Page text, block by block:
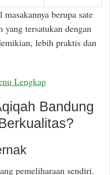
berupa sate
tersatukan dengan
lebih praktis dan
Lengkap
Bandung
pemeliharaan sendiri.